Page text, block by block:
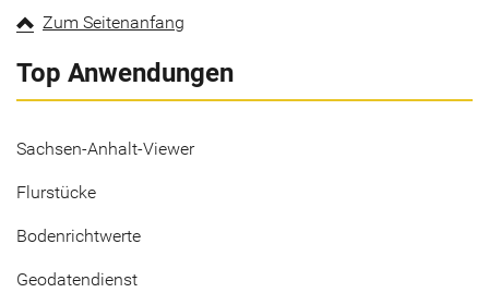
Zum Seitenanfang
Top Anwendungen
Sachsen-Anhalt-Viewer
Flurstücke
Bodenrichtwerte
Geodatendienst